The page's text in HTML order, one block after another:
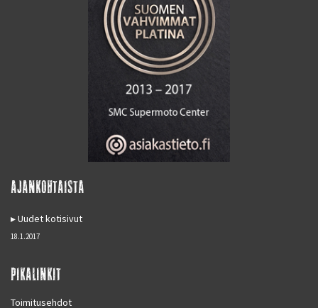
AJANKOHTAISTA
Uudet kotisivut
18.1.2017
PIKALINKIT
Toimitusehdot